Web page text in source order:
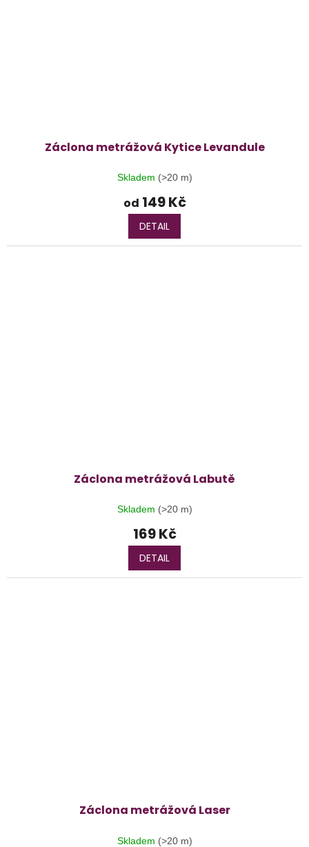
Záclona metrážová Kytice Levandule
Skladem (>20 m)
od 149 Kč
DETAIL
Záclona metrážová Labutě
Skladem (>20 m)
169 Kč
DETAIL
Záclona metrážová Laser
Skladem (>20 m)